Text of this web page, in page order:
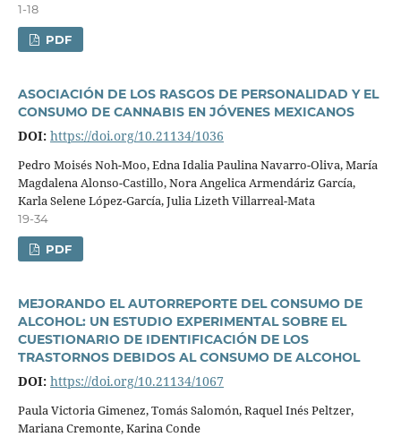
1-18
PDF
ASOCIACIÓN DE LOS RASGOS DE PERSONALIDAD Y EL
CONSUMO DE CANNABIS EN JÓVENES MEXICANOS
DOI: https://doi.org/10.21134/1036
Pedro Moisés Noh-Moo, Edna Idalia Paulina Navarro-Oliva, Marí­a
Magdalena Alonso-Castillo, Nora Angelica Armendáriz Garcí­a,
Karla Selene López-Garcí­a, Julia Lizeth Villarreal-Mata
19-34
PDF
MEJORANDO EL AUTORREPORTE DEL CONSUMO DE
ALCOHOL: UN ESTUDIO EXPERIMENTAL SOBRE EL
CUESTIONARIO DE IDENTIFICACIÓN DE LOS
TRASTORNOS DEBIDOS AL CONSUMO DE ALCOHOL
DOI: https://doi.org/10.21134/1067
Paula Victoria Gimenez, Tomás Salomón, Raquel Inés Peltzer,
Mariana Cremonte, Karina Conde